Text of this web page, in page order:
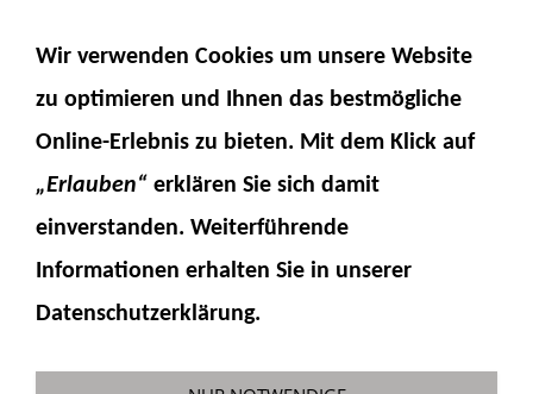
Mini-Hydraulikventil mit
Servohalter für Hitec HS81
Sie sind hier:Fumotec»Hydraulik
MINI-HYDRAULIKVENTIL MIT SERVOHALTER FÜR HITEC HS81
Wir verwenden Cookies um unsere Website
zu optimieren und Ihnen das bestmögliche
Online-Erlebnis zu bieten. Mit dem Klick auf
„Erlauben“ erklären Sie sich damit
einverstanden. Weiterführende
Informationen erhalten Sie in unserer
Datenschutzerklärung.